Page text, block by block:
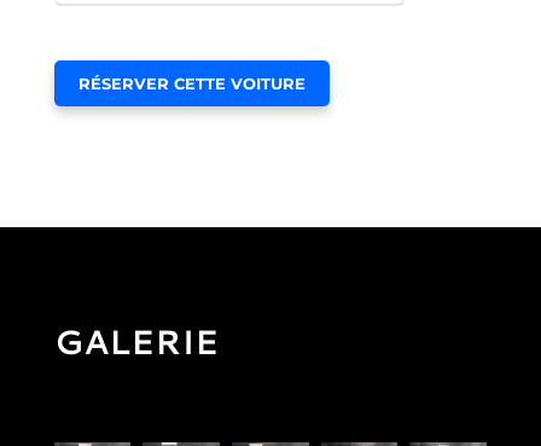
RÉSERVER CETTE VOITURE
GALERIE